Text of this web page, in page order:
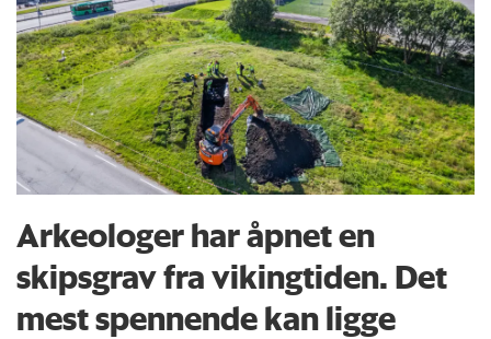
Arkeologer har åpnet en
skipsgrav fra vikingtiden. Det
mest spennende kan ligge